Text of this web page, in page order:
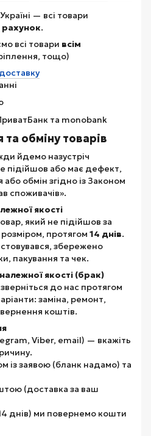
— всі товари
.
всі товари всім
тощо)
та monobank
обміну товарів
йдемо назустріч
підійшов або має дефект,
обмін згідно із Законом
споживачів».
якості
який не підійшов за
протягом 14 днів.
збережено
пакування та чек.
якості (брак)
до нас протягом
заміна, ремонт,
коштів.
Viber, email) — вкажіть
із заявою (бланк надамо) та
(доставка за ваш
днів) ми повернемо кошти